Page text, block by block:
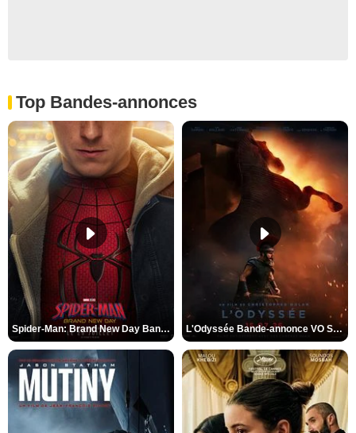
Top Bandes-annonces
Spider-Man: Brand New Day Bande-annonce VO STFR L'Odyssée Bande-annonce VO STFR